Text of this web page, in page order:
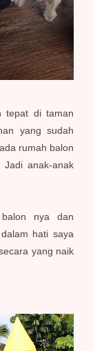
tepat di taman
yang sudah
rumah balon
anak-anak
nya dan
hati saya
yang naik